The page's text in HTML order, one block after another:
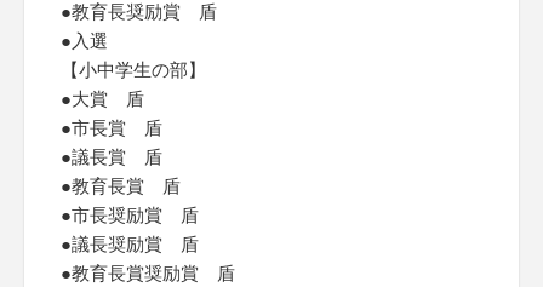
●教育長奨励賞 盾
●入選
【小中学生の部】
●大賞 盾
●市長賞 盾
●議長賞 盾
●教育長賞 盾
●市長奨励賞 盾
●議長奨励賞 盾
●教育長賞奨励賞 盾